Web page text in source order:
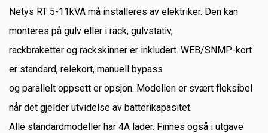
Netys RT 5-11kVA må installeres av elektriker. Den kan
monteres på gulv eller i rack, gulvstativ,
rackbraketter og rackskinner er inkludert. WEB/SNMP-kort
er standard, relekort, manuell bypass
og parallelt oppsett er opsjon. Modellen er svært fleksibel
når det gjelder utvidelse av batterikapasitet.
Alle standardmodeller har 4A lader. Finnes også i utgave